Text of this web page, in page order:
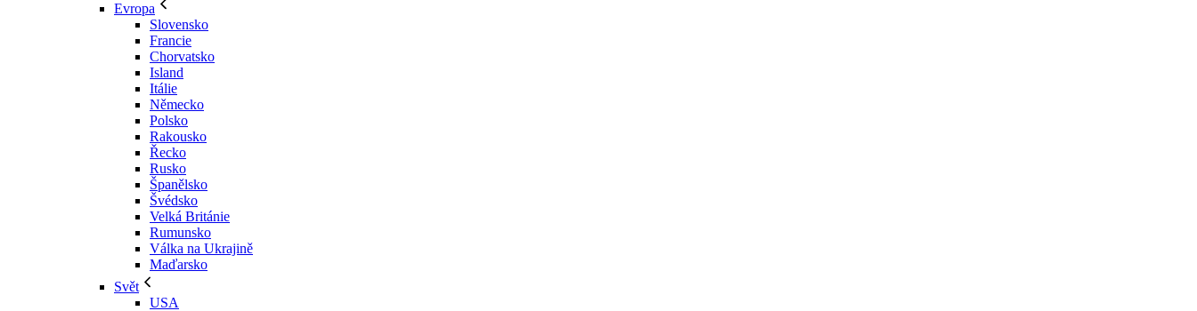
Evropa
Slovensko
Francie
Chorvatsko
Island
Itálie
Německo
Polsko
Rakousko
Řecko
Rusko
Španělsko
Švédsko
Velká Británie
Rumunsko
Válka na Ukrajině
Maďarsko
Svět
USA